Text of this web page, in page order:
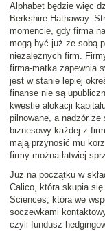
Alphabet będzie więc
Berkshire Hathaway.
momencie, gdy firma
mogą być już ze sobą
niezależnych firm.
firma-matka zapewnia
jest w stanie lepiej
finanse nie są
kwestie alokacji
pilnowane, a nadzór
biznesowy każdej z
mają przynosić mu
firmy można łatwiej
Już na początku w
Calico, która skupia
Sciences, która we
soczewkami
czyli fundusz